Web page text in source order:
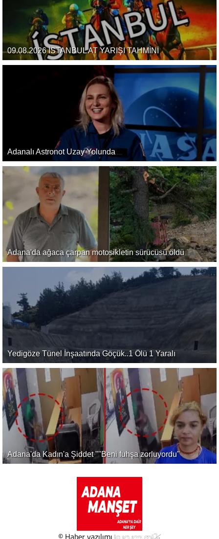
09.08.2026 İSTANBUL AT YARIŞI TAHMİNİ
Adanalı Astronot Uzay Yolunda
Adana'da ağaca çarpan motosikletin sürücüsü öldü
Yedigöze Tünel İnşaatında Göçük..1 Ölü 1 Yaralı
Adana'da Kadın'a Şiddet ""Beni fuhşa zorluyordu"
© Haber yazılımı